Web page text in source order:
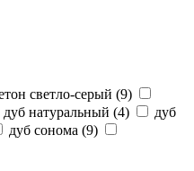
светло-серый (9)
натуральный (4)
дуб
дуб сонома (9)